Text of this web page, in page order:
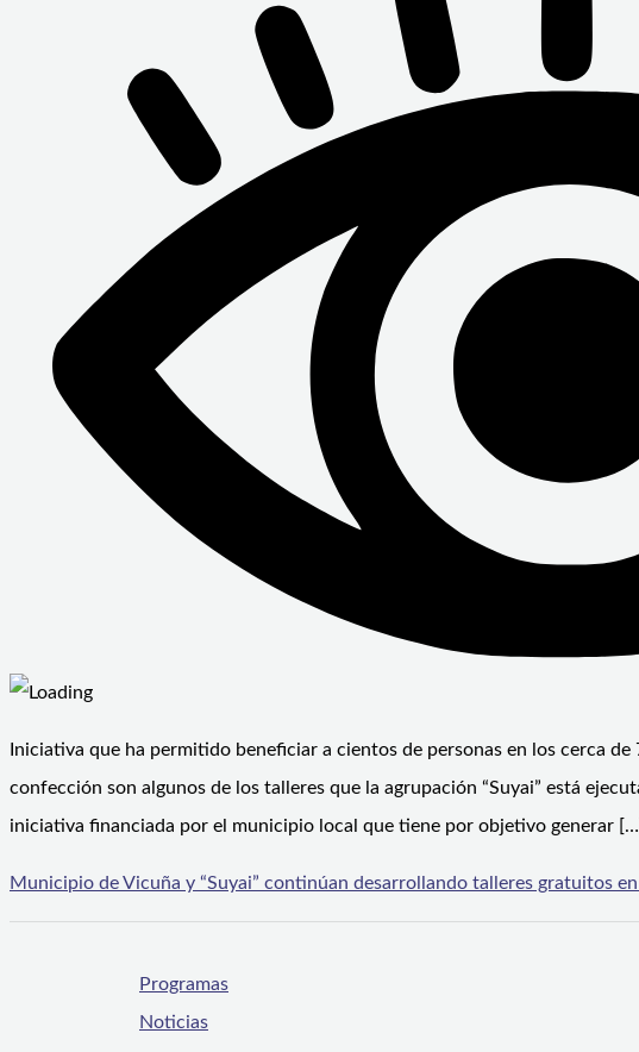
Iniciativa que ha permitido beneficiar a cientos de personas en los cerca
confección son algunos de los talleres que la agrupación “Suyai” está
iniciativa financiada por el municipio local que tiene por objetivo generar
Municipio de Vicuña y “Suyai” continúan desarrollando talleres gratuitos
Programas
Noticias